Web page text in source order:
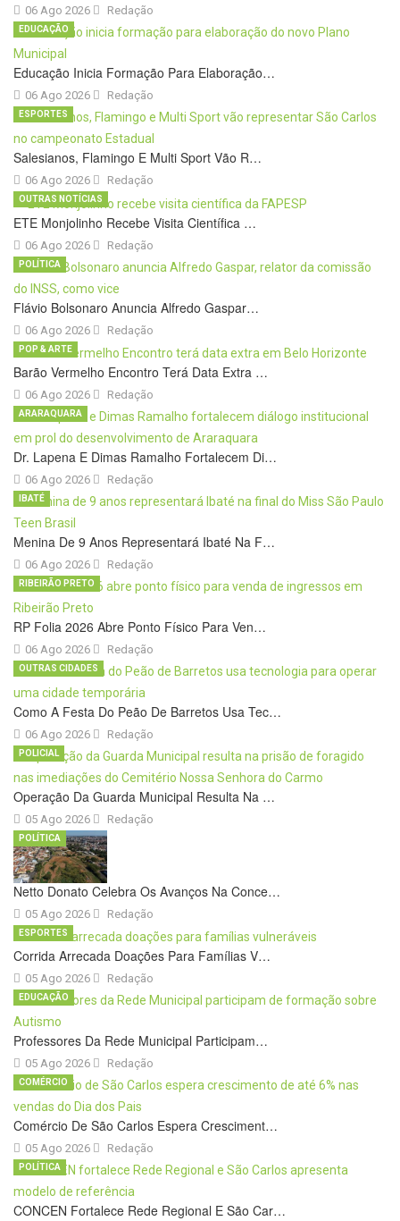
06 Ago 2026 Redação
Educação Inicia Formação Para Elaboração…
06 Ago 2026
EDUCAÇÃO
Redação
Salesianos, Flamingo E Multi Sport Vão R…
06 Ago 2026
ESPORTES
Redação
ETE Monjolinho Recebe Visita Científica …
06 Ago 2026
OUTRAS NOTÍCIAS
Redação
Flávio Bolsonaro Anuncia Alfredo Gaspar…
06 Ago 2026
POLÍTICA
Redação
Barão Vermelho Encontro Terá Data Extra …
06 Ago 2026
POP & ARTE
Redação
Dr. Lapena E Dimas Ramalho Fortalecem Di…
06 Ago 2026
ARARAQUARA
Redação
Menina De 9 Anos Representará Ibaté Na F…
06 Ago 2026
IBATÉ
Redação
RP Folia 2026 Abre Ponto Físico Para Ven…
06 Ago 2026
RIBEIRÃO PRETO
Redação
Como A Festa Do Peão De Barretos Usa Tec…
06 Ago 2026
OUTRAS CIDADES
Redação
Operação Da Guarda Municipal Resulta Na …
05 Ago 2026
POLICIAL
Redação
Netto Donato Celebra Os Avanços Na Conce…
05 Ago 2026
POLÍTICA
Redação
Corrida Arrecada Doações Para Famílias V…
05 Ago 2026
ESPORTES
Redação
Professores Da Rede Municipal Participam…
05 Ago 2026
EDUCAÇÃO
Redação
Comércio De São Carlos Espera Cresciment…
05 Ago 2026
COMÉRCIO
Redação
CONCEN Fortalece Rede Regional E São Car…
POLÍTICA